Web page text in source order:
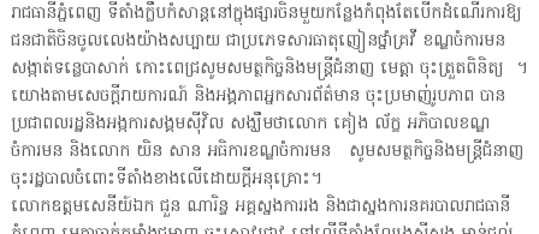
រាជធានីភ្នំពេញ ទីតាំងក្លឹបកំសាន្តនៅក្នុងផ្សារចិនមួយកន្លែងកំពុងតែបើកដំណើរការឱ្យ
ជនជាតិចិនចូលលេងយ៉ាងសប្បាយ ជាប្រភេទសារធាតុញៀនថ្នាំគ្រវី ខណ្ឌចំការមន
សង្កាត់ទន្លេបាសាក់ កោះពេជ្រសូមសមត្ថកិច្ចនិងមន្ត្រីជំនាញ មេត្តា ចុះត្រួតពិនិត្យ ។
យោងតាមសេចក្តីរាយការណ៍ និងអង្គភាពអ្នកសារព័ត៌មាន ចុះប្រមាញ់រូបភាព បាន
ប្រជាពលរដ្ឋនិងអង្កការសង្គមស៊ីវិល សង្ឃឹមថាលោក គៀង ល័ក្ខ អភិបាលខណ្ឌ
ចំការមន និងលោក យិន សាន អធិការខណ្ឌចំការមន សូមសមត្ថកិច្ចនិងមន្ត្រីជំនាញ
ចុះរដ្ឋបាលចំពោះទីតាំងខាងលើដោយក្តីអនុគ្រោះ។
លោកឧត្តមសេនីយ៍ឯក ជួន ណារិន្ទ អគ្គស្នងការរង និងជាស្នងការនគរបាលរាជធានី